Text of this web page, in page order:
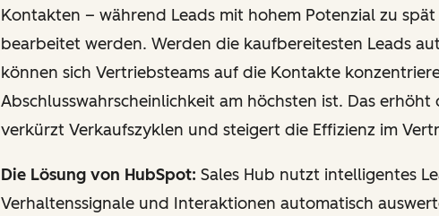
Kontakten – während Leads mit hohem Potenzial zu
bearbeitet werden. Werden die kaufbereitesten Leads
können sich Vertriebsteams auf die Kontakte
Abschlusswahrscheinlichkeit am höchsten ist. Das erhöht
verkürzt Verkaufszyklen und steigert die Effizienz im
Die Lösung von HubSpot: Sales Hub nutzt intelligentes
Verhaltenssignale und Interaktionen automatisch